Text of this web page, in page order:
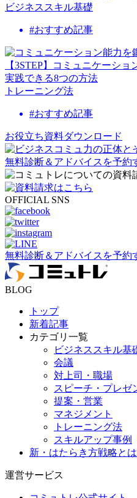
ビジネススキル基礎
#おすすめ記事
【3STEP】コミュニケーシ
実践できる8つの方法
トレーニング法
#おすすめ記事
お役立ち資料ダウンロード
無料診断＆アドバイスを予約
OFFICIAL SNS
無料診断＆アドバイスを予約
BLOG
トップ
新着記事
カテゴリ一覧
ビジネススキル基
会議
対上司・職場
スピーチ・プレゼ
提案・営業
マネジメント
トレーニング法
スキルアップ事例
新・はたらき方戦略とは
運営サービス